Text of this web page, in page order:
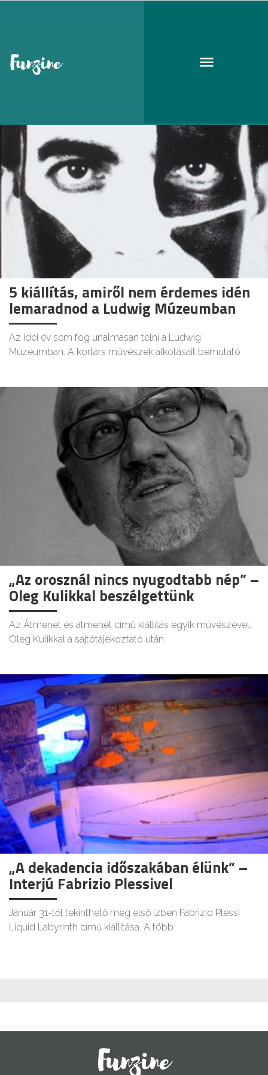
Ludwig
5 kiállítás, amiről nem érdemes idén
lemaradnod a Ludwig Múzeumban
Az idei év sem fog unalmasan telni a Ludwig
Múzeumban. A kortárs művészek alkotásait bemutató
„Az orosznál nincs nyugodtabb nép” –
Oleg Kulikkal beszélgettünk
Az Átmenet és átmenet című kiállítás egyik művészével,
Oleg Kulikkal a sajtótájékoztató után
„A dekadencia időszakában élünk” –
Interjú Fabrizio Plessivel
Január 31-től tekinthető meg első ízben Fabrizio Plessi
Liquid Labyrinth című kiállítása. A több